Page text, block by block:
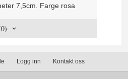
7,5cm. Farge rosa
Logg inn Kontakt oss